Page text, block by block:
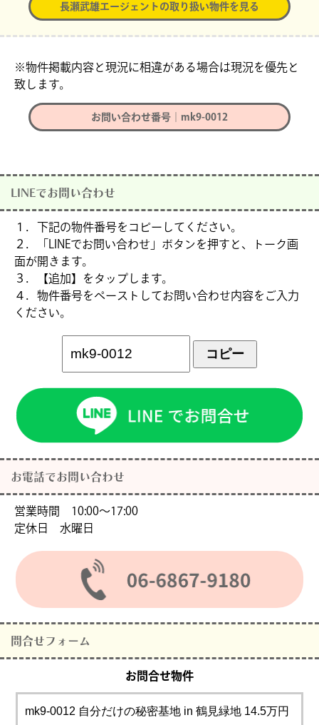
長瀬武雄エージェントの取り扱い物件を見る
※物件掲載内容と現況に相違がある場合は現況を優先と
致します。
お問い合わせ番号｜mk9-0012
LINEでお問い合わせ
１．下記の物件番号をコピーしてください。
２．「LINEでお問い合わせ」ボタンを押すと、トーク画
面が開きます。
３．【追加】をタップします。
４．物件番号をペーストしてお問い合わせ内容をご入力
ください。
コピー
お電話でお問い合わせ
営業時間 10:00〜17:00
定休日 水曜日
問合せフォーム
お問合せ物件